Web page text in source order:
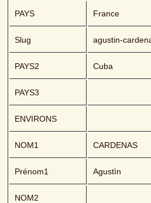
PAYS France
Slug agustin-
PAYS2 Cuba
PAYS3
ENVIRONS
NOM1 CARDENAS
Prénom1 Agustìn
NOM2